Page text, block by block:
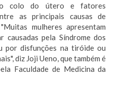
colo do útero e fatores
as principais causas de
mulheres apresentam
causadas pela Síndrome dos
por disfunções na tiróide ou
diz Joji Ueno, que também é
Faculdade de Medicina da